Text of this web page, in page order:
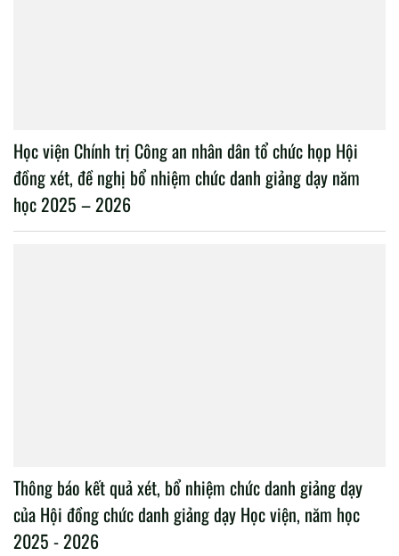
Học viện Chính trị Công an nhân dân tổ chức họp Hội
đồng xét, đề nghị bổ nhiệm chức danh giảng dạy năm
học 2025 – 2026
Thông báo kết quả xét, bổ nhiệm chức danh giảng dạy
của Hội đồng chức danh giảng dạy Học viện, năm học
2025 - 2026